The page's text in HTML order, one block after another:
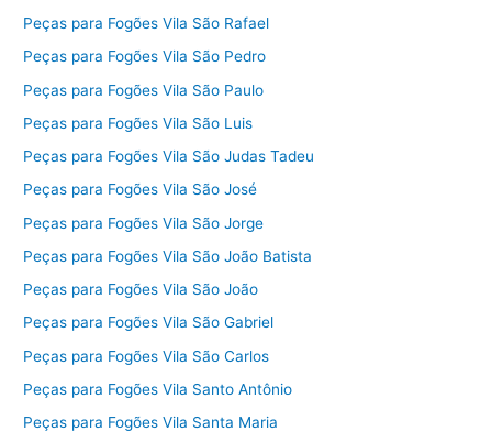
Peças para Fogões Vila São Rafael
Peças para Fogões Vila São Pedro
Peças para Fogões Vila São Paulo
Peças para Fogões Vila São Luis
Peças para Fogões Vila São Judas Tadeu
Peças para Fogões Vila São José
Peças para Fogões Vila São Jorge
Peças para Fogões Vila São João Batista
Peças para Fogões Vila São João
Peças para Fogões Vila São Gabriel
Peças para Fogões Vila São Carlos
Peças para Fogões Vila Santo Antônio
Peças para Fogões Vila Santa Maria